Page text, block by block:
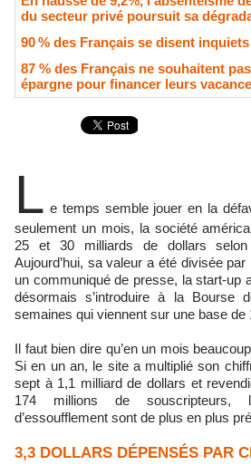
du secteur privé poursuit sa
90 % des Français se disent
87 % des Français ne souhaitent
épargne pour financer leurs
L e temps semble jouer en la
seulement un mois, la société
25 et 30 milliards de dollars
Aujourd’hui, sa valeur a été divisée
un communiqué de presse, la start-up
désormais s’introduire à la Bourse
semaines qui viennent sur une base de
Il faut bien dire qu’en un mois
Si en un an, le site a multiplié son
sept à 1,1 milliard de dollars et
174 millions de souscripteurs,
d’essoufflement sont de plus en plus
3,3 DOLLARS DÉPENSÉS PAR